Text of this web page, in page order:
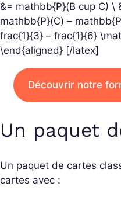
&= mathbb{P}(B cup C) \
mathbb{P}(C) –
frac{1}{3} – frac{1}{6}
\end{aligned} [/latex]
Découvrir notre
Un paquet
Un paquet de cartes
cartes avec :